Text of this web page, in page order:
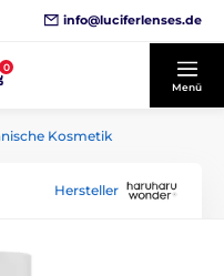
info@luciferlenses.de
0
Menü
Kosmetik
Hersteller